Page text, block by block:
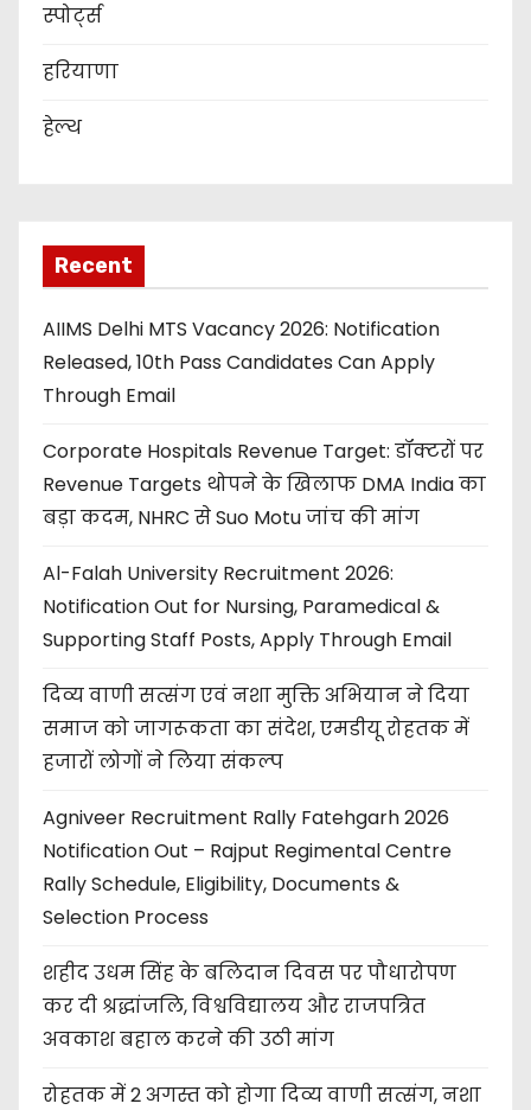
स्पोर्ट्स
हरियाणा
हेल्थ
Recent
AIIMS Delhi MTS Vacancy 2026: Notification
Released, 10th Pass Candidates Can Apply
Through Email
Corporate Hospitals Revenue Target: डॉक्टरों पर
Revenue Targets थोपने के खिलाफ DMA India का
बड़ा कदम, NHRC से Suo Motu जांच की मांग
Al-Falah University Recruitment 2026:
Notification Out for Nursing, Paramedical &
Supporting Staff Posts, Apply Through Email
दिव्य वाणी सत्संग एवं नशा मुक्ति अभियान ने दिया
समाज को जागरूकता का संदेश, एमडीयू रोहतक में
हजारों लोगों ने लिया संकल्प
Agniveer Recruitment Rally Fatehgarh 2026
Notification Out – Rajput Regimental Centre
Rally Schedule, Eligibility, Documents &
Selection Process
शहीद उधम सिंह के बलिदान दिवस पर पौधारोपण
कर दी श्रद्धांजलि, विश्वविद्यालय और राजपत्रित
अवकाश बहाल करने की उठी मांग
रोहतक में 2 अगस्त को होगा दिव्य वाणी सत्संग, नशा